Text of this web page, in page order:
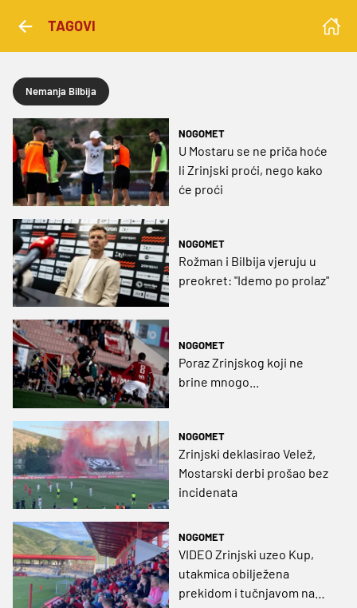
TAGOVI
Nemanja Bilbija
NOGOMET
U Mostaru se ne priča hoće
li Zrinjski proći, nego kako
će proći
NOGOMET
Rožman i Bilbija vjeruju u
preokret: "Idemo po prolaz"
NOGOMET
Poraz Zrinjskog koji ne
brine mnogo...
NOGOMET
Zrinjski deklasirao Velež,
Mostarski derbi prošao bez
incidenata
NOGOMET
VIDEO Zrinjski uzeo Kup,
utakmica obilježena
prekidom i tučnjavom na